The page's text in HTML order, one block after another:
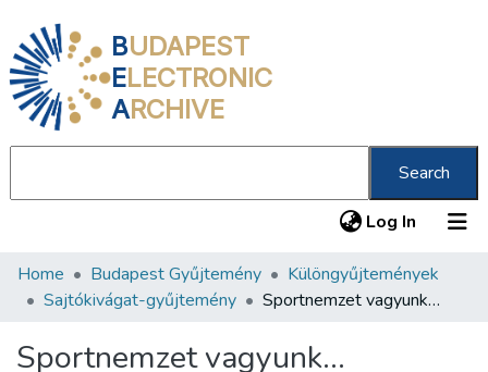
BUDAPEST
ELECTRONIC
ARCHIVE
Search
Log In (current)
Communities & Collections
Statistics
Home Budapest Gyűjtemény
Különgyűjtemények
Sajtókivágat-gyűjtemény
Sportnemzet vagyunk…
Sportnemzet vagyunk…